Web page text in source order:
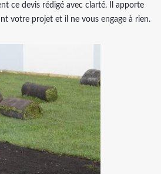
ce devis rédigé avec clarté. Il apporte
votre projet et il ne vous engage à rien.